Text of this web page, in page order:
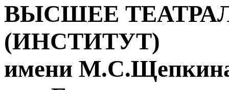
ВЫСШЕЕ
(ИНСТИТУТ)
имени